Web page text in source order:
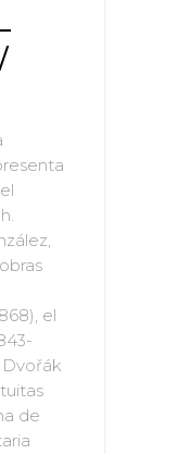
el
de